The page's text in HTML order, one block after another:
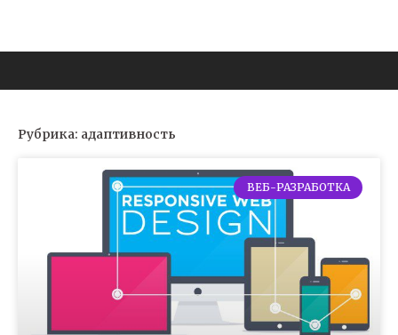
Рубрика: адаптивность
ВЕБ-РАЗРАБОТКА